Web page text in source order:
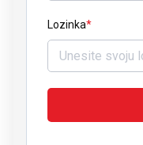
Lozinka